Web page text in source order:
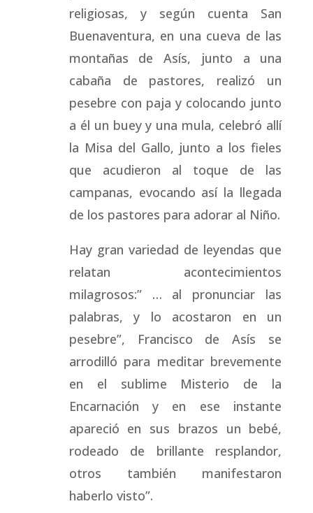
religiosas, y según cuenta San
Buenaventura, en una cueva de las
montañas de Asís, junto a una
cabaña de pastores, realizó un
pesebre con paja y colocando junto
a él un buey y una mula, celebró allí
la Misa del Gallo, junto a los fieles
que acudieron al toque de las
campanas, evocando así la llegada
de los pastores para adorar al Niño.
Hay gran variedad de leyendas que
relatan acontecimientos
milagrosos:” … al pronunciar las
palabras, y lo acostaron en un
pesebre”, Francisco de Asís se
arrodilló para meditar brevemente
en el sublime Misterio de la
Encarnación y en ese instante
apareció en sus brazos un bebé,
rodeado de brillante resplandor,
otros también manifestaron
haberlo visto”.